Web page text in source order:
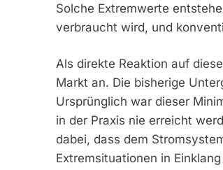
Solche Extremwerte
verbraucht wird, und
Als direkte Reaktion auf
Markt an. Die bisherige
Ursprünglich war dieser
in der Praxis nie erreicht
dabei, dass dem
Extremsituationen in